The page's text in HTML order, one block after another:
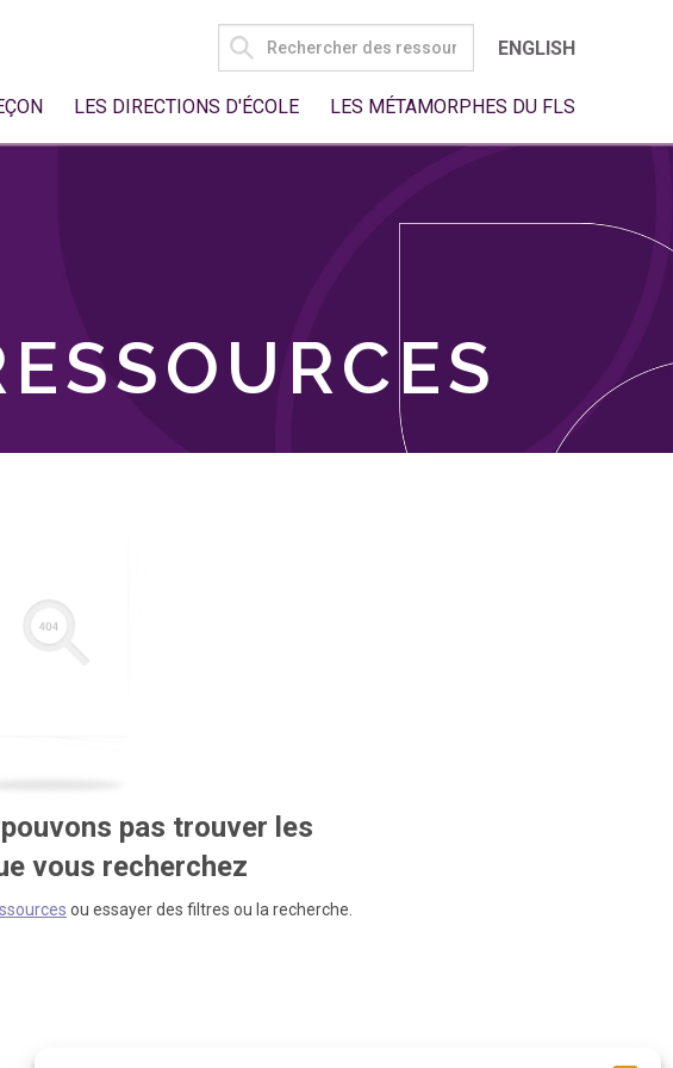
SEARCH
FOR:
ENGLISH
LES DIRECTIONS D'ÉCOLE LES MÉTAMORPHES DU FLS
pas trouver les
vous recherchez
ou essayer des filtres ou la recherche.